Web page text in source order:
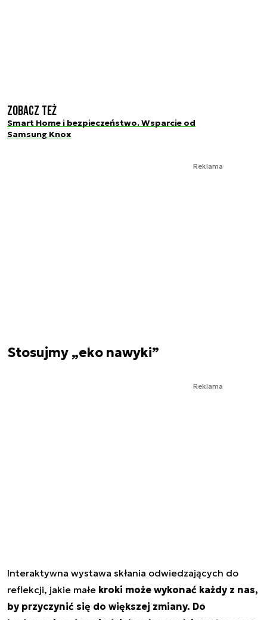
Zobacz też
Smart Home i bezpieczeństwo. Wsparcie od
Samsung Knox
Reklama
Stosujmy „eko nawyki”
Reklama
Interaktywna wystawa skłania odwiedzających do
reflekcji, jakie małe kroki może wykonać każdy z nas,
by przyczynić się do większej zmiany. Do